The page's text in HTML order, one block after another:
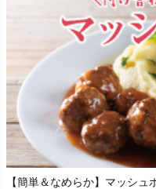
【簡単＆なめらか】マッシュ